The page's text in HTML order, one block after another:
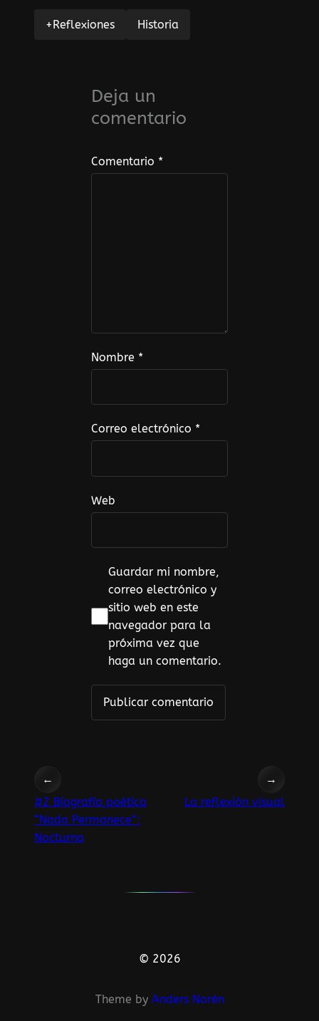
+Reflexiones Historia
Deja un
comentario
Comentario *
Nombre *
Correo electrónico *
Web
Guardar mi nombre,
correo electrónico y
sitio web en este
navegador para la
próxima vez que
haga un comentario.
←
#2 Biografía poética
“Nada Permanece”:
Nocturno
La reflexión visual
→
© 2026
Theme by Anders Norén